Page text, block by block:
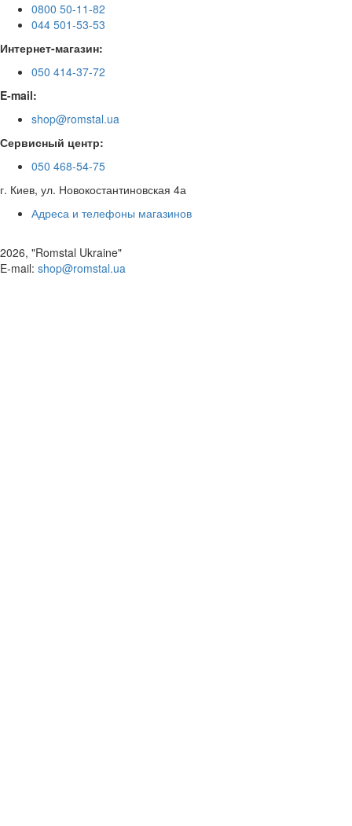
0800 50-11-82
044 501-53-53
Интернет-магазин:
050 414-37-72
E-mail:
shop@romstal.ua
Сервисный центр:
050 468-54-75
г. Киев, ул. Новокостантиновская 4а
Адреса и телефоны магазинов
2026, "Romstal Ukraine"
​E-mail: shop@romstal.ua